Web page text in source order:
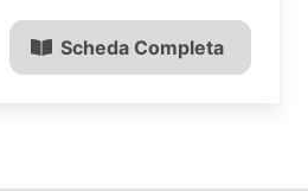
Scheda Completa